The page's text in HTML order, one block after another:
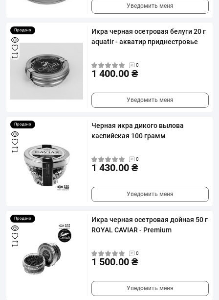
Уведомить меня
Продано
Икра черная осетровая белуги 20 г
aquatir - акватир приднестровье
0
1 400.00 ₴
Уведомить меня
Продано
Черная икра дикого вылова
каспийская 100 грамм
0
1 430.00 ₴
Уведомить меня
Продано
Икра черная осетровая дойная 50 г
ROYAL CAVIAR - Premium
0
1 500.00 ₴
Уведомить меня